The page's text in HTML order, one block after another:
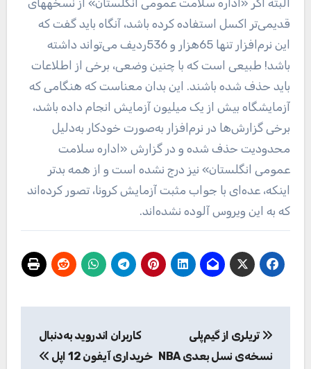
قدیمی‌تر اکسل استفاده کرده باشد، آنگاه باید گفت که
این نرم‌افزار تنها 65هزار و 536ردیف می‌تواند داشته
باشد! طبیعی است که با چنین وضعی، برخی از اطلاعات
باید حذف شده باشند. این بدان معناست که هنگامی که
آزمایشگاه بیش از یک میلیون آزمایش انجام داده باشد،
برخی گزارش‌ها در نرم‌افزار به‌صورت خودکار به‌دلیل
محدودیت حذف شده و در گزارش «اداره سلامت
عمومی انگلستان» نیز درج نشده است و از همه بدتر
اینکه، عده‌ای با جواب مثبت آزمایش کرونا، تصور کرده‌اند
که به این ویروس آلوده نشده‌اند.
نوشته
تریلری از گیم‌پلی
نسخه‌ی نسل بعدی NBA
کاربران اندروید به‌دنبال
خریداری آیفون 12 اپل